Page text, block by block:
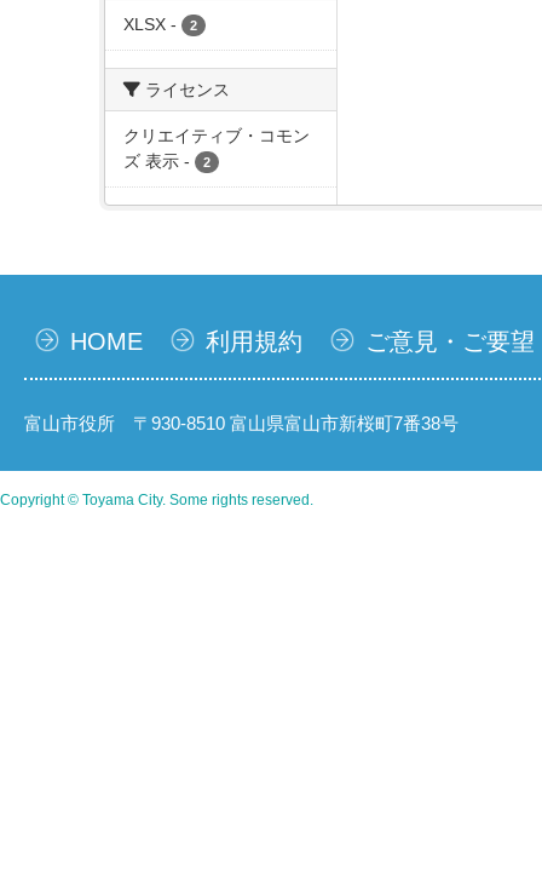
XLSX - 2
ライセンス
クリエイティブ・コモン
ズ 表示 - 2
HOME 利用規約 ご意見・ご要望
富山市役所 〒930-8510 富山県富山市新桜町7番38号
Copyright © Toyama City. Some rights reserved.